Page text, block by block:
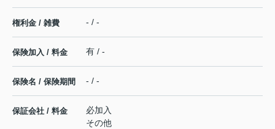
権利金 / 雑費 - / -
保険加入 / 料金 有 / -
保険名 / 保険期間 - / -
保証会社 / 料金
必加入
その他